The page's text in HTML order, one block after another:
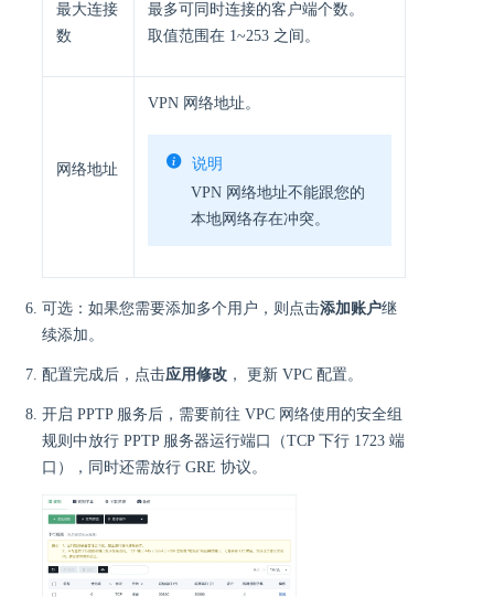
最大连接
数
最多可同时连接的客户端个数。
取值范围在 1~253 之间。
网络地址
VPN 网络地址。
说明
VPN 网络地址不能跟您的
本地网络存在冲突。
可选：如果您需要添加多个用户，则点击添加账户继
续添加。
配置完成后，点击应用修改 ， 更新 VPC 配置。
开启 PPTP 服务后，需要前往 VPC 网络使用的安全组
规则中放行 PPTP 服务器运行端口（TCP 下行 1723 端
口），同时还需放行 GRE 协议。